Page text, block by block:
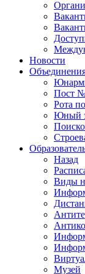
Новости
Пост
Рота
Юный
Назад
Виды
Музей